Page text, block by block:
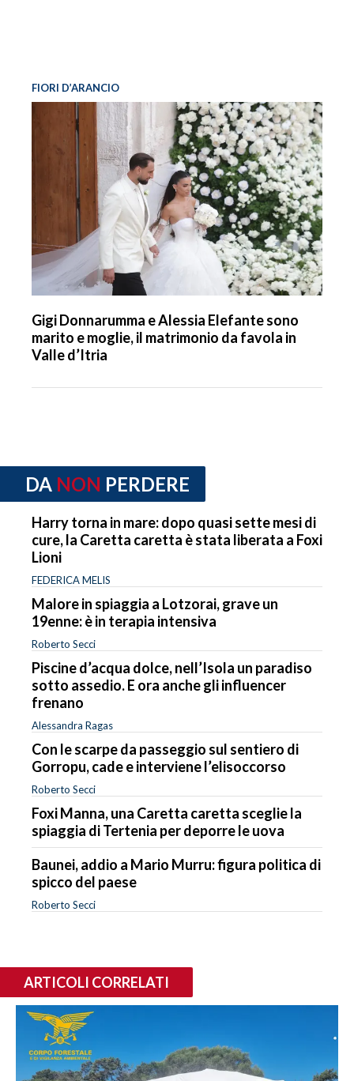
FIORI D’ARANCIO
Gigi Donnarumma e Alessia Elefante sono
marito e moglie, il matrimonio da favola in
Valle d’Itria
DA NON PERDERE
Harry torna in mare: dopo quasi sette mesi di
cure, la Caretta caretta è stata liberata a Foxi
Lioni
FEDERICA MELIS
Malore in spiaggia a Lotzorai, grave un
19enne: è in terapia intensiva
Roberto Secci
Piscine d’acqua dolce, nell’Isola un paradiso
sotto assedio. E ora anche gli influencer
frenano
Alessandra Ragas
Con le scarpe da passeggio sul sentiero di
Gorropu, cade e interviene l’elisoccorso
Roberto Secci
Foxi Manna, una Caretta caretta sceglie la
spiaggia di Tertenia per deporre le uova
Baunei, addio a Mario Murru: figura politica di
spicco del paese
Roberto Secci
ARTICOLI CORRELATI